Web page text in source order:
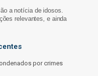
a notícia de idosos.
relevantes, e ainda
por crimes